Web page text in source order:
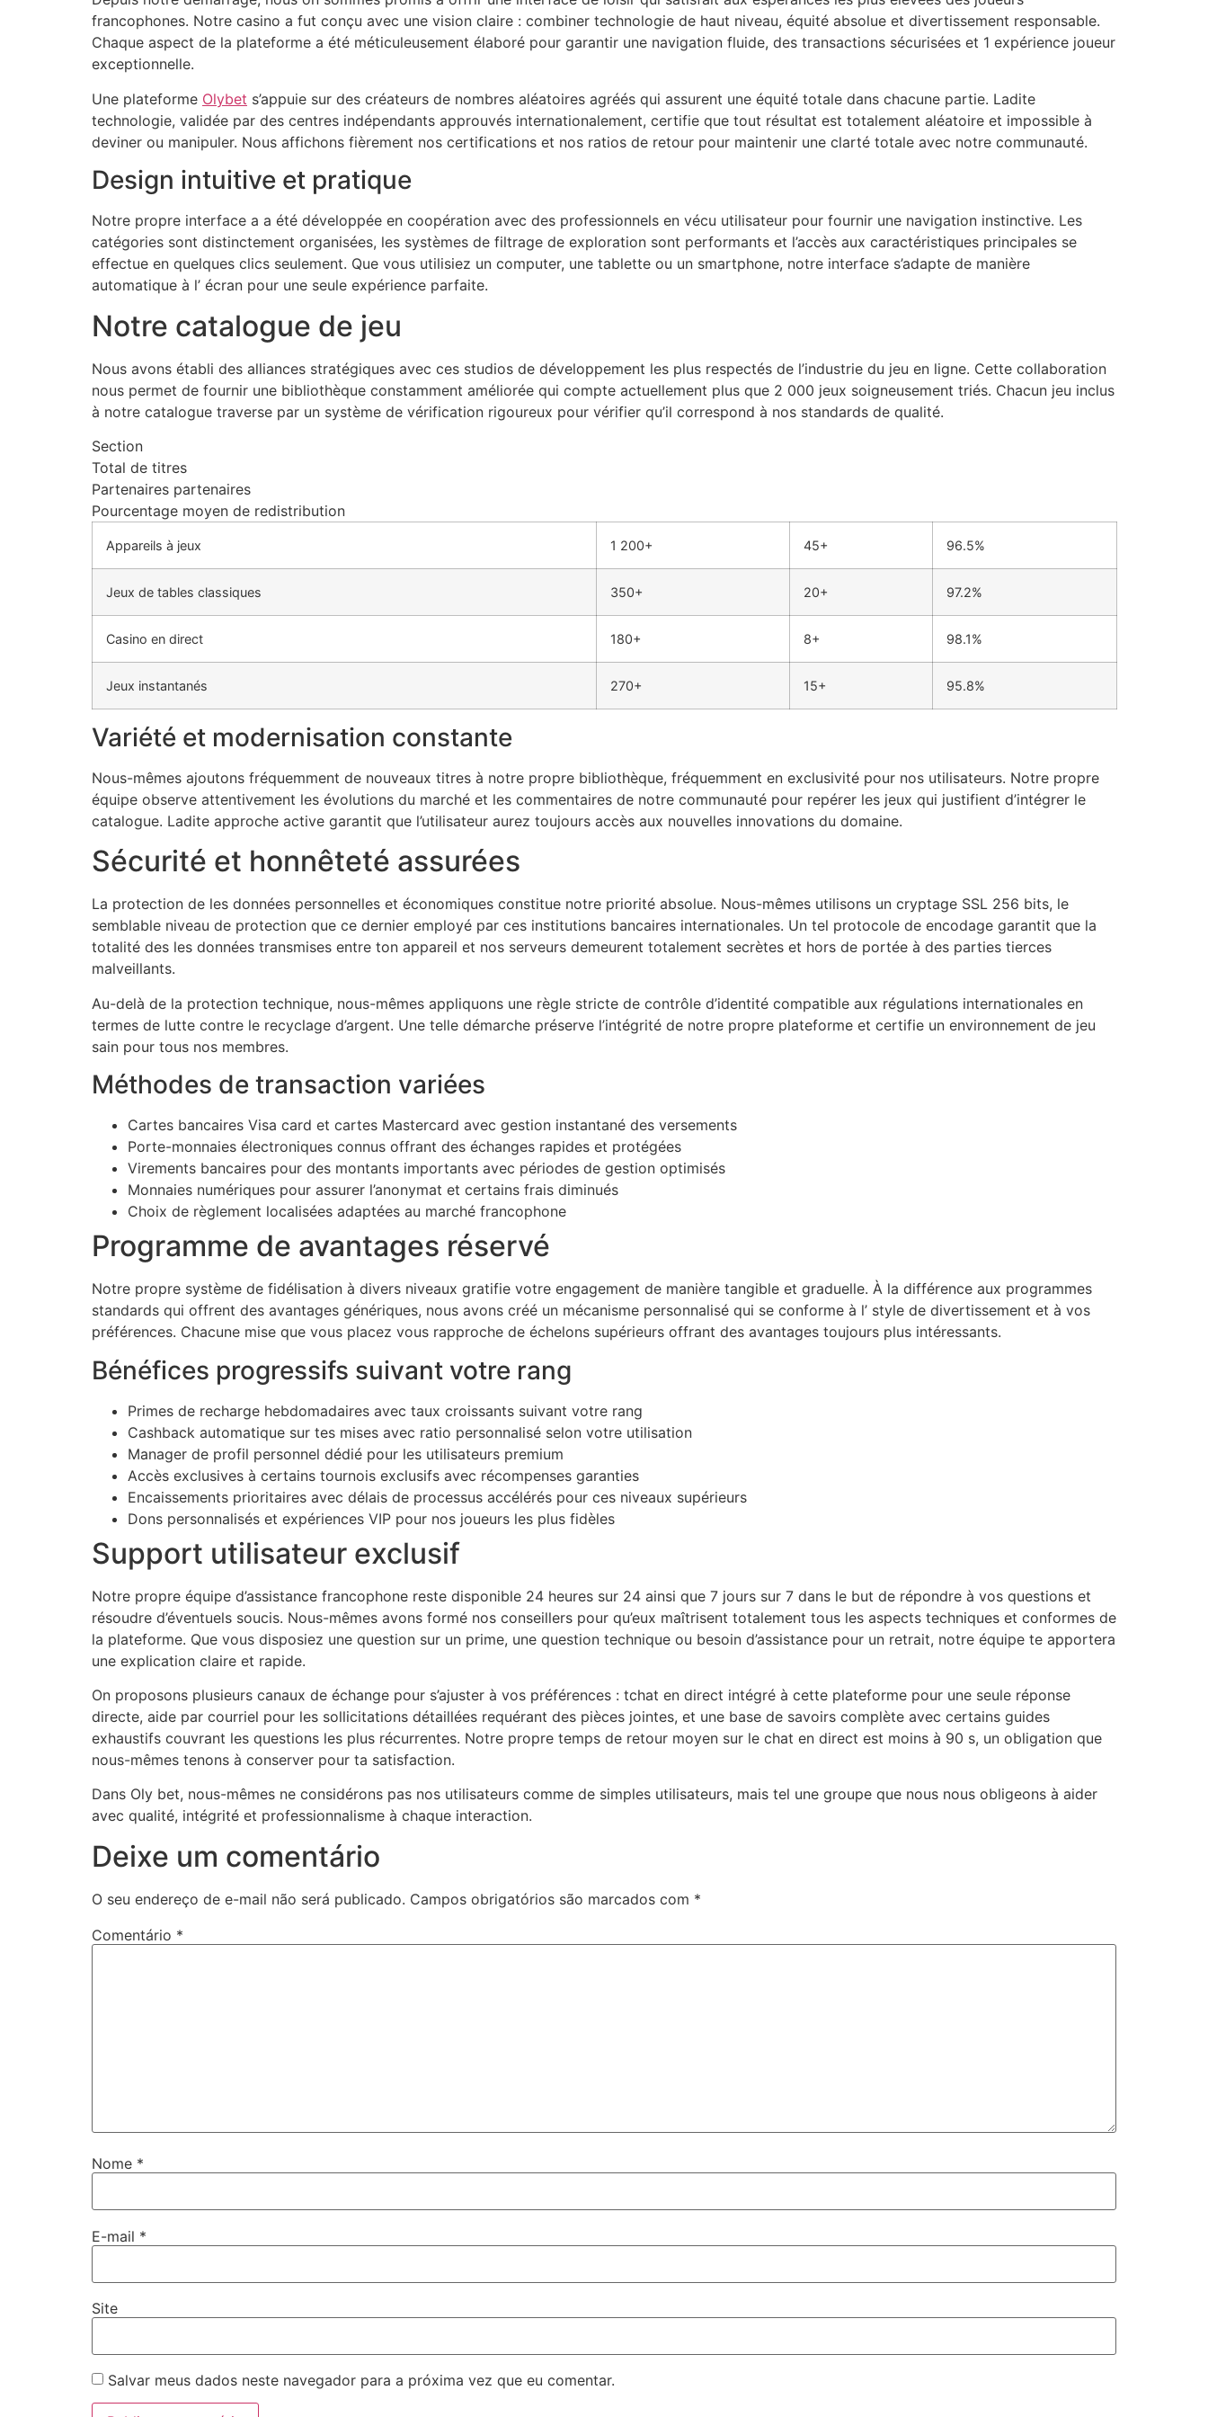
francophones. Notre casino a fut conçu avec une vision claire : combiner technologie de haut niveau, équité absolue et divertissement responsable.
Chaque aspect de la plateforme a été méticuleusement élaboré pour garantir une navigation fluide, des transactions sécurisées et 1 expérience joueur
exceptionnelle.
Une plateforme Olybet s’appuie sur des créateurs de nombres aléatoires agréés qui assurent une équité totale dans chacune partie. Ladite
technologie, validée par des centres indépendants approuvés internationalement, certifie que tout résultat est totalement aléatoire et impossible à
deviner ou manipuler. Nous affichons fièrement nos certifications et nos ratios de retour pour maintenir une clarté totale avec notre communauté.
Design intuitive et pratique
Notre propre interface a a été développée en coopération avec des professionnels en vécu utilisateur pour fournir une navigation instinctive. Les
catégories sont distinctement organisées, les systèmes de filtrage de exploration sont performants et l’accès aux caractéristiques principales se
effectue en quelques clics seulement. Que vous utilisiez un computer, une tablette ou un smartphone, notre interface s’adapte de manière
automatique à l’ écran pour une seule expérience parfaite.
Notre catalogue de jeu
Nous avons établi des alliances stratégiques avec ces studios de développement les plus respectés de l’industrie du jeu en ligne. Cette collaboration
nous permet de fournir une bibliothèque constamment améliorée qui compte actuellement plus que 2 000 jeux soigneusement triés. Chacun jeu inclus
à notre catalogue traverse par un système de vérification rigoureux pour vérifier qu’il correspond à nos standards de qualité.
Section
Total de titres
Partenaires partenaires
Pourcentage moyen de redistribution
Appareils à jeux 1 200+ 45+ 96.5%
Jeux de tables classiques 350+ 20+ 97.2%
Casino en direct 180+ 8+ 98.1%
Jeux instantanés 270+ 15+ 95.8%
Variété et modernisation constante
Nous-mêmes ajoutons fréquemment de nouveaux titres à notre propre bibliothèque, fréquemment en exclusivité pour nos utilisateurs. Notre propre
équipe observe attentivement les évolutions du marché et les commentaires de notre communauté pour repérer les jeux qui justifient d’intégrer le
catalogue. Ladite approche active garantit que l’utilisateur aurez toujours accès aux nouvelles innovations du domaine.
Sécurité et honnêteté assurées
La protection de les données personnelles et économiques constitue notre priorité absolue. Nous-mêmes utilisons un cryptage SSL 256 bits, le
semblable niveau de protection que ce dernier employé par ces institutions bancaires internationales. Un tel protocole de encodage garantit que la
totalité des les données transmises entre ton appareil et nos serveurs demeurent totalement secrètes et hors de portée à des parties tierces
malveillants.
Au-delà de la protection technique, nous-mêmes appliquons une règle stricte de contrôle d’identité compatible aux régulations internationales en
termes de lutte contre le recyclage d’argent. Une telle démarche préserve l’intégrité de notre propre plateforme et certifie un environnement de jeu
sain pour tous nos membres.
Méthodes de transaction variées
Cartes bancaires Visa card et cartes Mastercard avec gestion instantané des versements
Porte-monnaies électroniques connus offrant des échanges rapides et protégées
Virements bancaires pour des montants importants avec périodes de gestion optimisés
Monnaies numériques pour assurer l’anonymat et certains frais diminués
Choix de règlement localisées adaptées au marché francophone
Programme de avantages réservé
Notre propre système de fidélisation à divers niveaux gratifie votre engagement de manière tangible et graduelle. À la différence aux programmes
standards qui offrent des avantages génériques, nous avons créé un mécanisme personnalisé qui se conforme à l’ style de divertissement et à vos
préférences. Chacune mise que vous placez vous rapproche de échelons supérieurs offrant des avantages toujours plus intéressants.
Bénéfices progressifs suivant votre rang
Primes de recharge hebdomadaires avec taux croissants suivant votre rang
Cashback automatique sur tes mises avec ratio personnalisé selon votre utilisation
Manager de profil personnel dédié pour les utilisateurs premium
Accès exclusives à certains tournois exclusifs avec récompenses garanties
Encaissements prioritaires avec délais de processus accélérés pour ces niveaux supérieurs
Dons personnalisés et expériences VIP pour nos joueurs les plus fidèles
Support utilisateur exclusif
Notre propre équipe d’assistance francophone reste disponible 24 heures sur 24 ainsi que 7 jours sur 7 dans le but de répondre à vos questions et
résoudre d’éventuels soucis. Nous-mêmes avons formé nos conseillers pour qu’eux maîtrisent totalement tous les aspects techniques et conformes de
la plateforme. Que vous disposiez une question sur un prime, une question technique ou besoin d’assistance pour un retrait, notre équipe te apportera
une explication claire et rapide.
On proposons plusieurs canaux de échange pour s’ajuster à vos préférences : tchat en direct intégré à cette plateforme pour une seule réponse
directe, aide par courriel pour les sollicitations détaillées requérant des pièces jointes, et une base de savoirs complète avec certains guides
exhaustifs couvrant les questions les plus récurrentes. Notre propre temps de retour moyen sur le chat en direct est moins à 90 s, un obligation que
nous-mêmes tenons à conserver pour ta satisfaction.
Dans Oly bet, nous-mêmes ne considérons pas nos utilisateurs comme de simples utilisateurs, mais tel une groupe que nous nous obligeons à aider
avec qualité, intégrité et professionnalisme à chaque interaction.
Deixe um comentário
O seu endereço de e-mail não será publicado. Campos obrigatórios são marcados com *
Comentário *
Nome *
E-mail *
Site
Salvar meus dados neste navegador para a próxima vez que eu comentar.